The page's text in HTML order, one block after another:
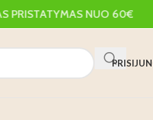
NUO 60€